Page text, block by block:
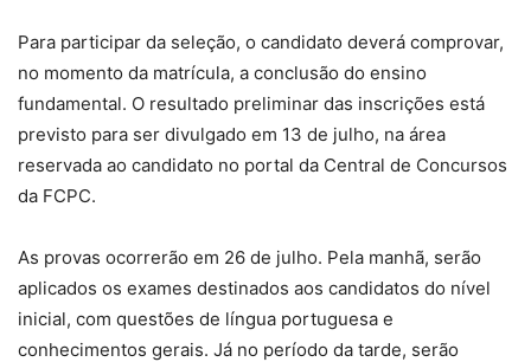
Para participar da seleção, o candidato deverá comprovar,
no momento da matrícula, a conclusão do ensino
fundamental. O resultado preliminar das inscrições está
previsto para ser divulgado em 13 de julho, na área
reservada ao candidato no portal da Central de Concursos
da FCPC.
As provas ocorrerão em 26 de julho. Pela manhã, serão
aplicados os exames destinados aos candidatos do nível
inicial, com questões de língua portuguesa e
conhecimentos gerais. Já no período da tarde, serão